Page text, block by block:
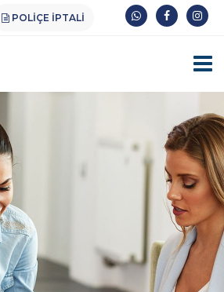
POLIÇE İPTALI